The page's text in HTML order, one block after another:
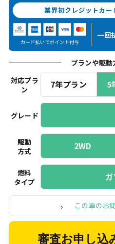
業界初クレジットカ
カード払いでポイント付与
一回
プランや駆
対応プラ
ン
7年プラン 5
グレード
駆動
方式
2WD
燃料
タイプ
この車のお
審査お申し込